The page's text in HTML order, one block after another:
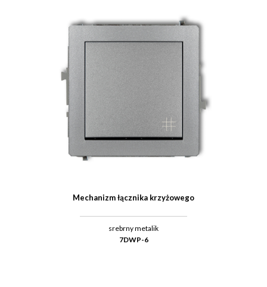
Mechanizm łącznika krzyżowego
srebrny metalik
7DWP-6